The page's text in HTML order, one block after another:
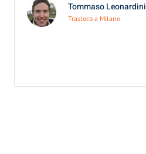
Tommaso Leonardini
Trasloco a Milano